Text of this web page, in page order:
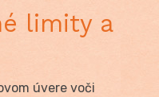
limity a
úvere voči